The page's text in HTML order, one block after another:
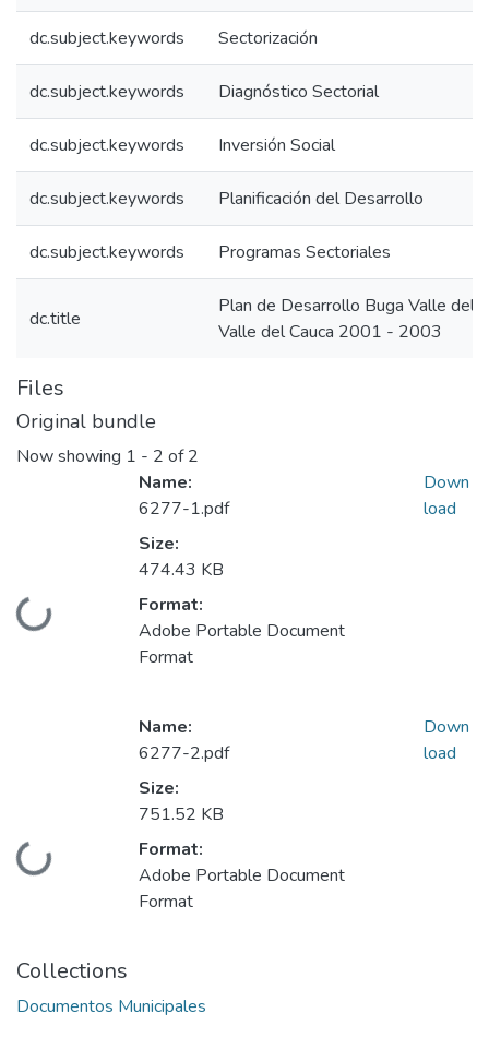
dc.subject.keywords Sectorización
dc.subject.keywords Diagnóstico Sectorial
dc.subject.keywords Inversión Social
dc.subject.keywords Planificación del Desarrollo
dc.subject.keywords Programas Sectoriales
dc.title
Plan de Desarrollo Buga Valle del
Valle del Cauca 2001 - 2003
Files
Original bundle
Now showing 1 - 2 of 2
Loading...
Name:
6277-1.pdf
Size:
474.43 KB
Format:
Adobe Portable Document
Format
Down
load
Loading...
Name:
6277-2.pdf
Size:
751.52 KB
Format:
Adobe Portable Document
Format
Down
load
Collections
Documentos Municipales